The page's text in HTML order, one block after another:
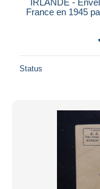
France en 1945
Status